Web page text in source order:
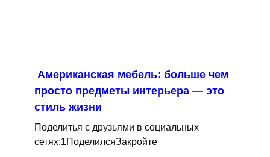
Американская мебель: больше чем
просто предметы интерьера — это
стиль жизни
Поделитья с друзьями в социальных
сетях:1ПоделилсяЗакройте